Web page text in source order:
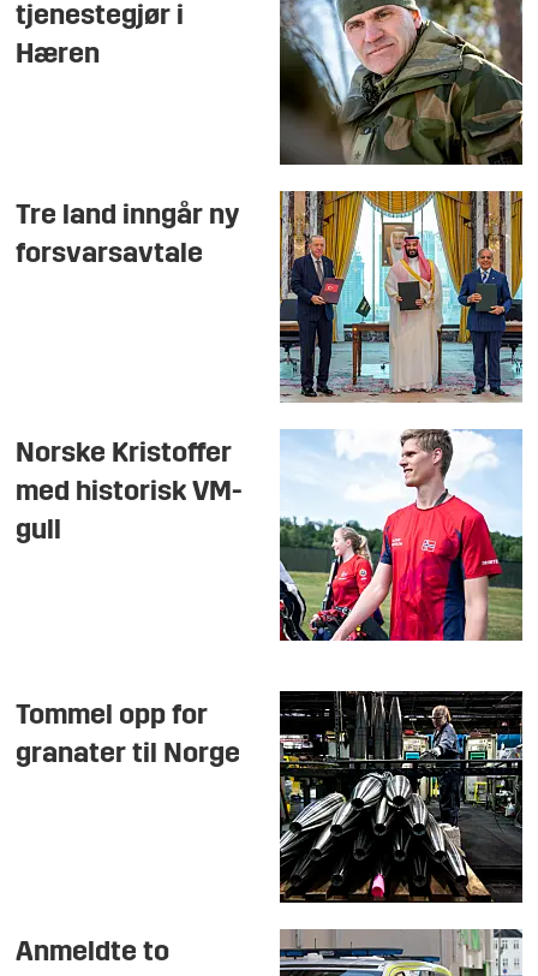
tjenestegjør i
Hæren
Tre land inngår ny
forsvarsavtale
Norske Kristoffer
med historisk VM-
gull
Tommel opp for
granater til Norge
Anmeldte to